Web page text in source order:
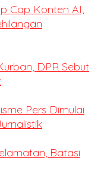
Cap Konten AI,
DPR Sebut
Pers Dimulai
Batasi